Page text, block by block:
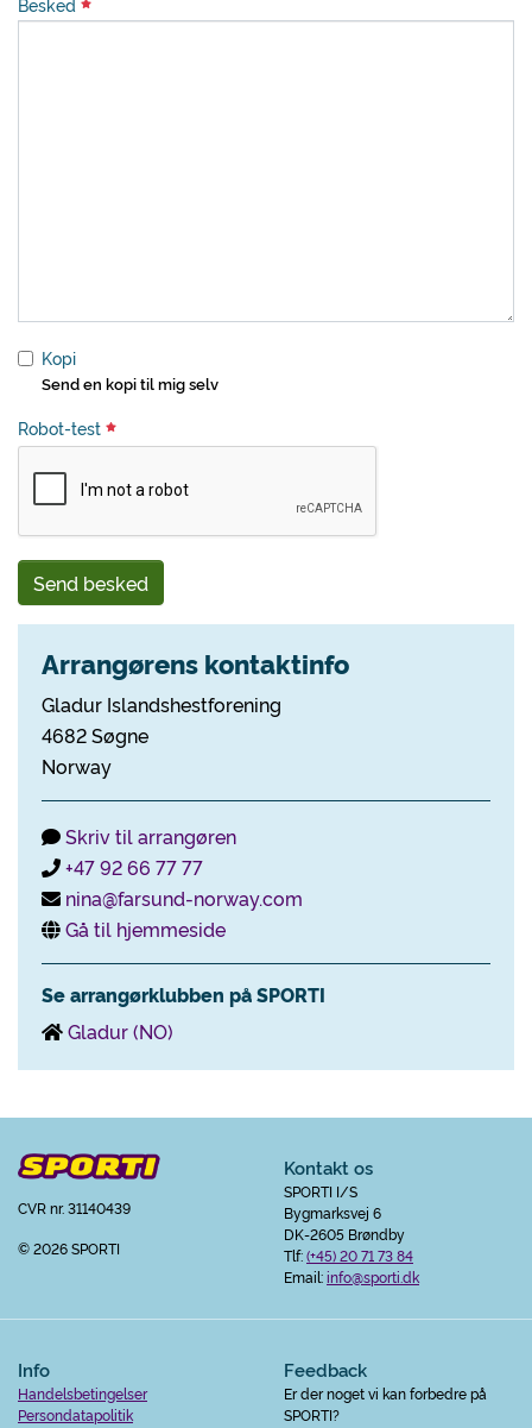
Besked
Kopi
Send en kopi til mig selv
Robot-test
Send besked
Arrangørens kontaktinfo
Gladur Islandshestforening
4682 Søgne
Norway
Skriv til arrangøren
+47 92 66 77 77
nina@farsund-norway.com
Gå til hjemmeside
Se arrangørklubben på SPORTI
Gladur (NO)
CVR nr. 31140439
© 2026 SPORTI
Kontakt os
SPORTI I/S
Bygmarksvej 6
DK-2605 Brøndby
Tlf:(+45) 20 71 73 84
Email:info@sporti.dk
Info
Handelsbetingelser
Persondatapolitik
Feedback
Er der noget vi kan forbedre på
SPORTI?